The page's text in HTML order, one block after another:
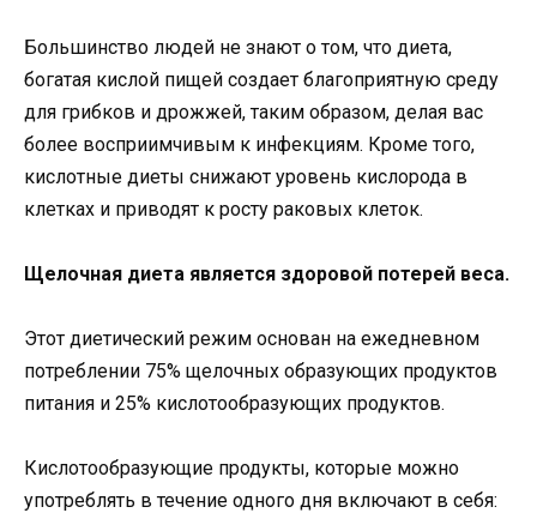
Большинство людей не знают о том, что диета,
богатая кислой пищей создает благоприятную среду
для грибков и дрожжей, таким образом, делая вас
более восприимчивым к инфекциям. Кроме того,
кислотные диеты снижают уровень кислорода в
клетках и приводят к росту раковых клеток.
Щелочная диета является здоровой потерей веса.
Этот диетический режим основан на ежедневном
потреблении 75% щелочных образующих продуктов
питания и 25% кислотообразующих продуктов.
Кислотообразующие продукты, которые можно
употреблять в течение одного дня включают в себя: